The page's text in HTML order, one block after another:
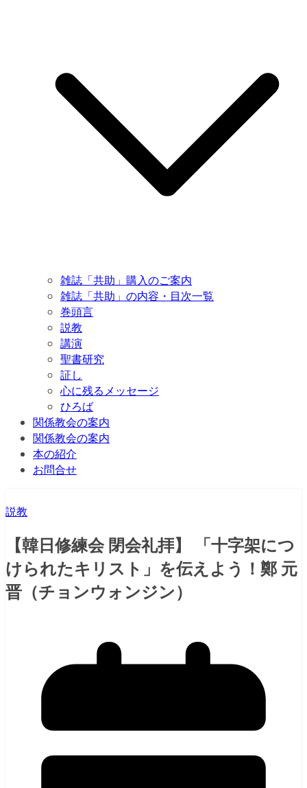
雑誌「共助」購入のご案内
雑誌「共助」の内容・目次一覧
巻頭言
説教
講演
聖書研究
証し
心に残るメッセージ
ひろば
関係教会の案内
関係教会の案内
本の紹介
お問合せ
説教
【韓日修練会 閉会礼拝】 「十字架につ
けられたキリスト」を伝えよう！鄭 元
晋（チョンウォンジン）